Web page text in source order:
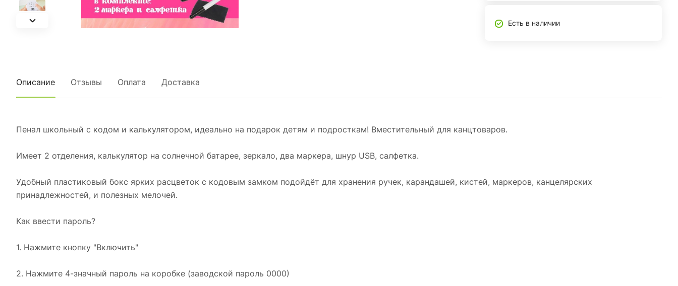
Есть в наличии
Описание Отзывы Оплата Доставка
Пенал школьный с кодом и калькулятором, идеально на подарок детям и подросткам! Вместительный для канцтоваров.
Имеет 2 отделения, калькулятор на солнечной батарее, зеркало, два маркера, шнур USB, салфетка.
Удобный пластиковый бокс ярких расцветок с кодовым замком подойдёт для хранения ручек, карандашей, кистей, маркеров, канцелярских
принадлежностей, и полезных мелочей.
Как ввести пароль?
1. Нажмите кнопку "Включить"
2. Нажмите 4-значный пароль на коробке (заводской пароль 0000)